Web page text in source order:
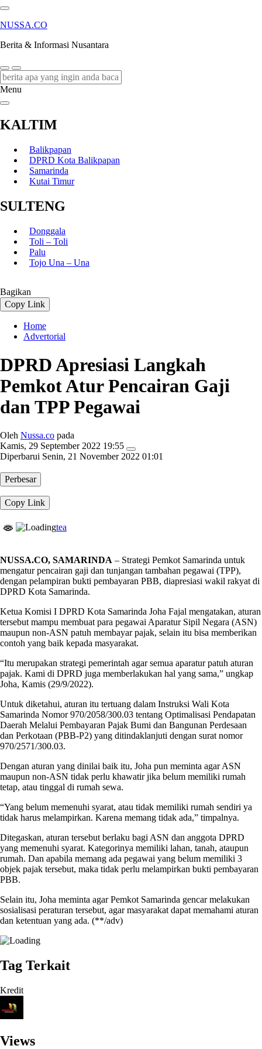
NUSSA.CO
Berita & Informasi Nusantara
Menu
KALTIM
Balikpapan
DPRD Kota Balikpapan
Samarinda
Kutai Timur
SULTENG
Donggala
Toli – Toli
Palu
Tojo Una – Una
Bagikan
Copy Link
Home
Advertorial
DPRD Apresiasi Langkah
Pemkot Atur Pencairan Gaji
dan TPP Pegawai
Oleh Nussa.co pada
Kamis, 29 September 2022 19:55
Diperbarui Senin, 21 November 2022 01:01
Perbesar
Copy Link
tea
NUSSA.CO, SAMARINDA – Strategi Pemkot Samarinda untuk
mengatur pencairan gaji dan tunjangan tambahan pegawai (TPP),
dengan pelampiran bukti pembayaran PBB, diapresiasi wakil rakyat di
DPRD Kota Samarinda.
Ketua Komisi I DPRD Kota Samarinda Joha Fajal mengatakan, aturan
tersebut mampu membuat para pegawai Aparatur Sipil Negara (ASN)
maupun non-ASN patuh membayar pajak, selain itu bisa memberikan
contoh yang baik kepada masyarakat.
“Itu merupakan strategi pemerintah agar semua aparatur patuh aturan
pajak. Kami di DPRD juga memberlakukan hal yang sama,” ungkap
Joha, Kamis (29/9/2022).
Untuk diketahui, aturan itu tertuang dalam Instruksi Wali Kota
Samarinda Nomor 970/2058/300.03 tentang Optimalisasi Pendapatan
Daerah Melalui Pembayaran Pajak Bumi dan Bangunan Perdesaan
dan Perkotaan (PBB-P2) yang ditindaklanjuti dengan surat nomor
970/2571/300.03.
Dengan aturan yang dinilai baik itu, Joha pun meminta agar ASN
maupun non-ASN tidak perlu khawatir jika belum memiliki rumah
tetap, atau tinggal di rumah sewa.
“Yang belum memenuhi syarat, atau tidak memiliki rumah sendiri ya
tidak harus melampirkan. Karena memang tidak ada,” timpalnya.
Ditegaskan, aturan tersebut berlaku bagi ASN dan anggota DPRD
yang memenuhi syarat. Kategorinya memiliki lahan, tanah, ataupun
rumah. Dan apabila memang ada pegawai yang belum memiliki 3
objek pajak tersebut, maka tidak perlu melampirkan bukti pembayaran
PBB.
Selain itu, Joha meminta agar Pemkot Samarinda gencar melakukan
sosialisasi peraturan tersebut, agar masyarakat dapat memahami aturan
dan ketentuan yang ada. (**/adv)
Tag Terkait
Kredit
Views